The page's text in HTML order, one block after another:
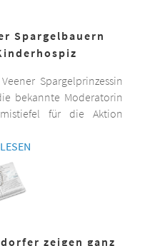
Spargelbauern
Spargelprinzessin
bekannte Moderatorin
für die Aktion
zeigen ganz